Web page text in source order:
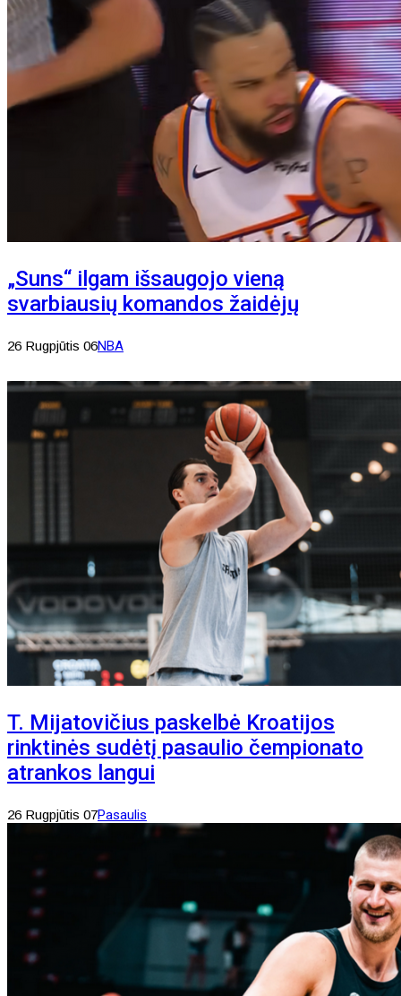
„Suns“ ilgam išsaugojo vieną
svarbiausių komandos žaidėjų
26 Rugpjūtis 06NBA
T. Mijatovičius paskelbė Kroatijos
rinktinės sudėtį pasaulio čempionato
atrankos langui
26 Rugpjūtis 07Pasaulis